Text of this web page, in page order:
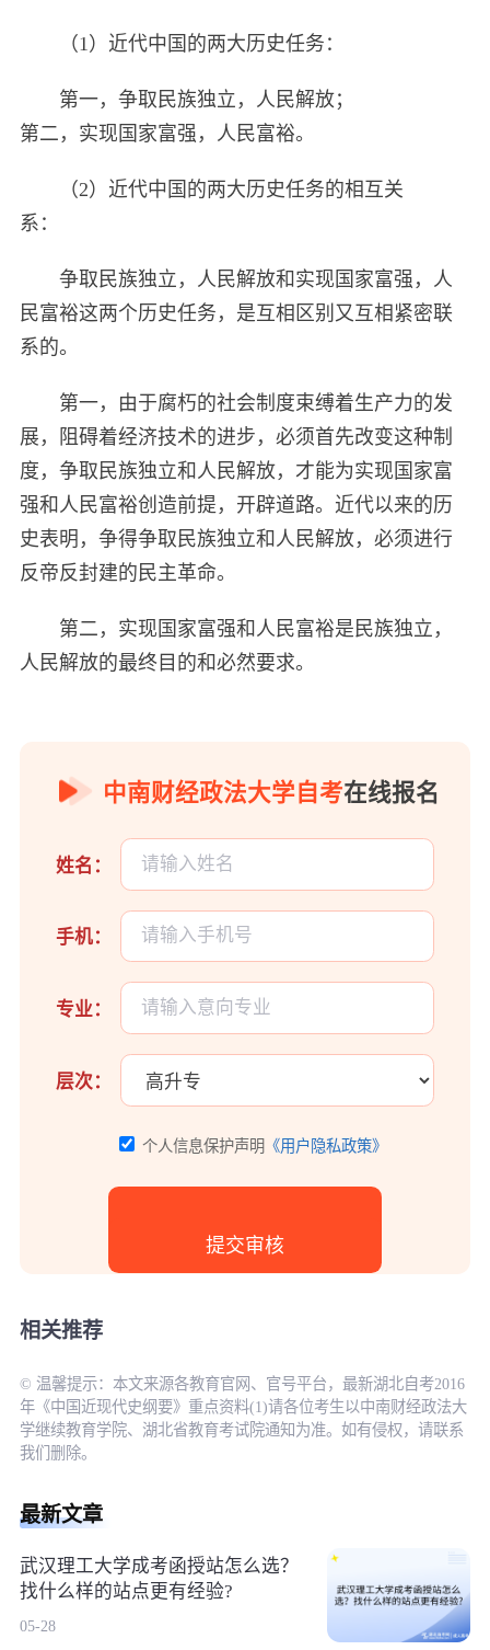
（1）近代中国的两大历史任务：
第一，争取民族独立，人民解放；
第二，实现国家富强，人民富裕。
（2）近代中国的两大历史任务的相互关
系：
争取民族独立，人民解放和实现国家富强，人
民富裕这两个历史任务，是互相区别又互相紧密联
系的。
第一，由于腐朽的社会制度束缚着生产力的发
展，阻碍着经济技术的进步，必须首先改变这种制
度，争取民族独立和人民解放，才能为实现国家富
强和人民富裕创造前提，开辟道路。近代以来的历
史表明，争得争取民族独立和人民解放，必须进行
反帝反封建的民主革命。
第二，实现国家富强和人民富裕是民族独立，
人民解放的最终目的和必然要求。
中南财经政法大学自考在线报名
姓名：
手机：
专业：
层次：
个人信息保护声明 《用户隐私政策》
相关推荐
© 温馨提示：本文来源各教育官网、官号平台，最新湖北自考2016
年《中国近现代史纲要》重点资料(1)请各位考生以中南财经政法大
学继续教育学院、湖北省教育考试院通知为准。如有侵权，请联系
我们删除。
最新文章
武汉理工大学成考函授站怎么选？
找什么样的站点更有经验?
05-28